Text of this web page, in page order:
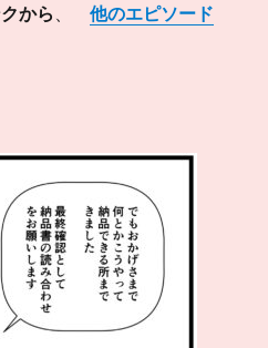
から 、他のエピソード